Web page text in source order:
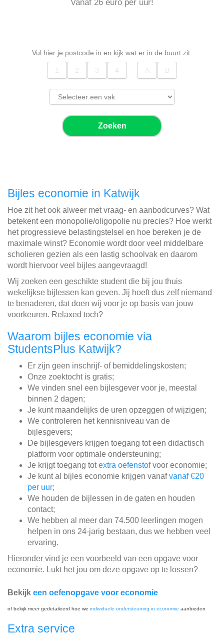
Vanaf 26 euro per uur!
Vul hier je postcode in en kijk wat er in de buurt zit:
Zoeken
Bijles economie in Katwijk
Hoe zit het ook alweer met vraag- en aanbodcurves? Wat
betekent een monopolie/oligopolie nu precies? Hoe werkt
het progressieve belastingstelsel en hoe bereken je de
maximale winst? Economie wordt door veel middelbare
scholieren gezien als een lastig schoolvak en daarom
wordt hiervoor veel bijles aangevraagd!
Wij zoeken een geschikte student die bij jou thuis
wekelijkse bijlessen kan geven. Jij hoeft dus zelf niemand
te benaderen, dat doen wij voor je op basis van jouw
voorkeuren. Relaxed toch?
Waarom bijles economie via
StudentsPlus Katwijk?
Er zijn geen inschrijf- of bemiddelingskosten;
Onze zoektocht is gratis;
We vinden snel een bijlesgever voor je, meestal
binnen 2 dagen;
Je kunt maandelijks de uren opzeggen of wijzigen;
We controleren het kennisniveau van de
bijlesgevers;
De bijlesgevers krijgen toegang tot een didactisch
platform voor optimale ondersteuning;
Je krijgt toegang totextra oefenstofvoor economie;
Je kunt al bijles economie krijgen vanafvanaf €20
per uur;
We houden de bijlessen in de gaten en houden
contact;
We hebben al meer dan 74.500 leerlingen mogen
helpen in ons 24-jarig bestaan, dus we hebben veel
ervaring.
Hieronder vind je een voorbeeld van een opgave voor
economie. Lukt het jou om deze opgave op te lossen?
Bekijk een oefenopgave voor economie
of bekijk meer gedetaileerd hoe we individuele ondersteuning in economie aanbieden
Extra service